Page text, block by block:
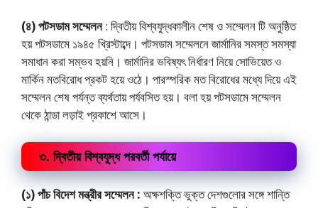
(৪) পটসডাম সম্মেলন: দ্বিতীয় বিশ্বযুদ্ধকালীন শেষ ও সম্মেলন টি অনুষ্ঠিত
হয় পটসডামে ১৯৪৫ খ্রিস্টাব্দে। পটসডাম সম্মেলনে জার্মানির সমস্ত সমস্যা
সমাধান করা সম্ভব হয়নি। জার্মানির ভবিষ্যৎ নির্ধারণ নিয়ে সোভিয়েত ও
মার্কিন মতবিরোধ প্রকট হয়ে ওঠে। পারস্পরিক মত বিরোধের মধ্যে দিয়ে এই
সম্মেলন শেষ পর্যন্ত ব্যর্থতায় পর্যবসিত হয়। বলা হয় পটসডামে সম্মেলন
থেকে ঠান্ডা লড়াই প্রকাশে আসে।
৩. দ্বিতীয় বিশ্বযুদ্ধ পরবর্তী পর্যায়ে
(১) পাঁচ বিদেশ মন্ত্রীর সম্মেলন : অক্ষশক্তি ভুক্ত দেশগুলোর সঙ্গে শান্তি